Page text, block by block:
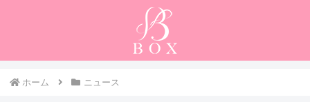
ホーム ニュース